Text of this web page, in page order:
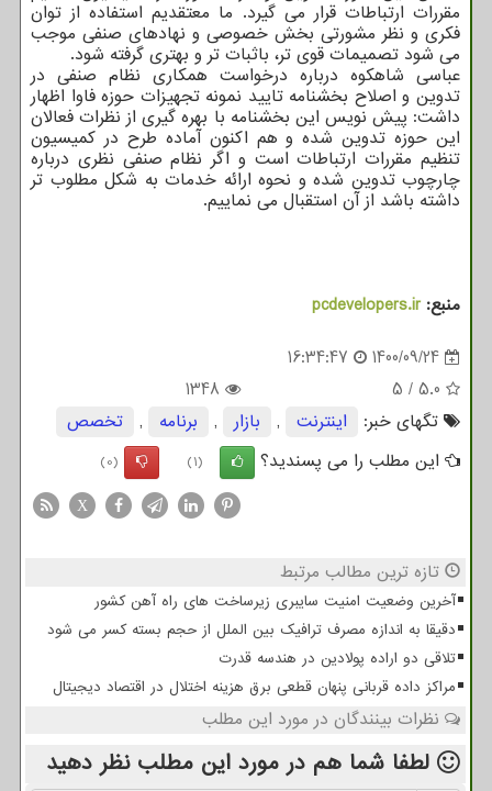
مقررات ارتباطات قرار می گیرد. ما معتقدیم استفاده از توان
فکری و نظر مشورتی بخش خصوصی و نهادهای صنفی موجب
می شود تصمیمات قوی تر، باثبات تر و بهتری گرفته شود.
عباسی شاهکوه درباره درخواست همکاری نظام صنفی در
تدوین و اصلاح بخشنامه تایید نمونه تجهیزات حوزه فاوا اظهار
داشت: پیش نویس این بخشنامه با بهره گیری از نظرات فعالان
این حوزه تدوین شده و هم اکنون آماده طرح در کمیسیون
تنظیم مقررات ارتباطات است و اگر نظام صنفی نظری درباره
چارچوب تدوین شده و نحوه ارائه خدمات به شکل مطلوب تر
داشته باشد از آن استقبال می نماییم.
منبع:pcdevelopers.ir
1400/09/24
16:34:47
5.0
/
5
1348
تگهای خبر:
اینترنت , بازار , برنامه ,
تخصص
این مطلب را می پسندید؟
(1)
(0)
X
تازه ترین مطالب مرتبط
آخرین وضعیت امنیت سایبری زیرساخت های راه آهن کشور
دقیقا به اندازه مصرف ترافیک بین الملل از حجم بسته کسر می شود
تلاقی دو اراده پولادین در هندسه قدرت
مراکز داده قربانی پنهان قطعی برق هزینه اختلال در اقتصاد دیجیتال
نظرات بینندگان در مورد این مطلب
لطفا شما هم در مورد این مطلب نظر دهید